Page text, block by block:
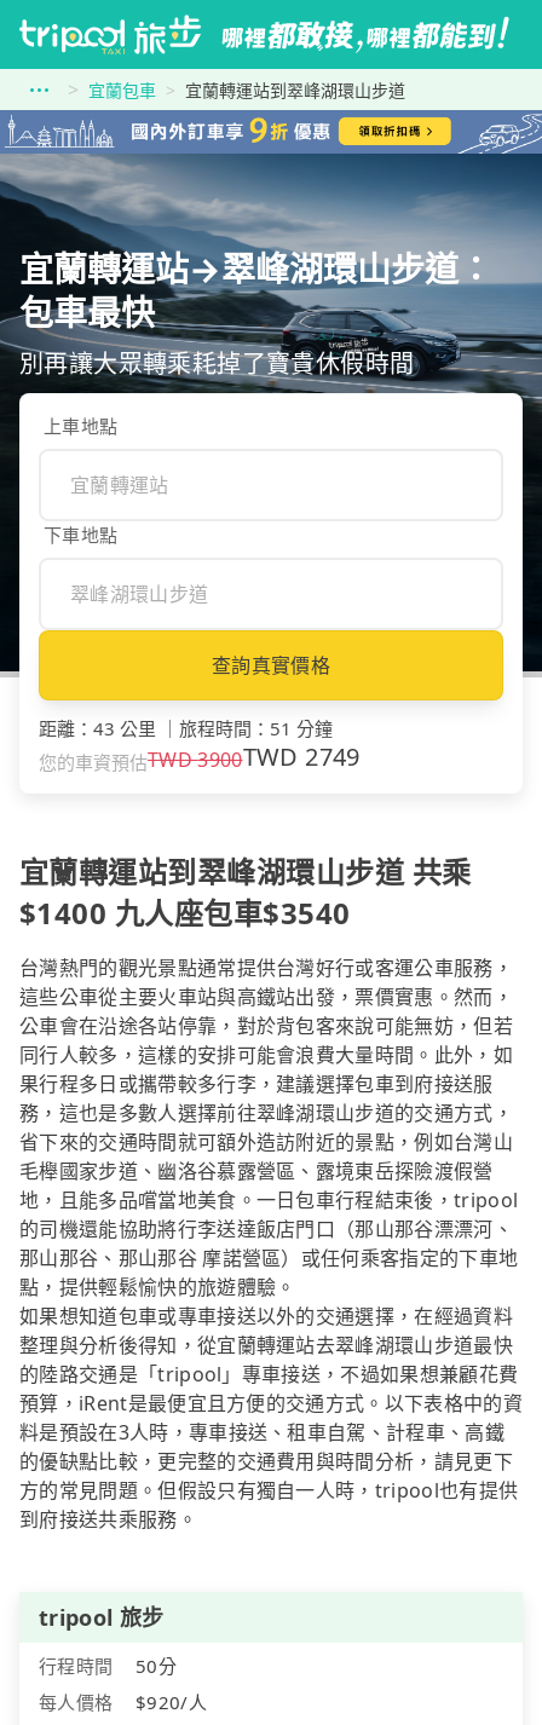
宜蘭包車 宜蘭轉運站到翠峰湖環山步道
宜蘭轉運站→翠峰湖環山步道：
包車最快
別再讓大眾轉乘耗掉了寶貴休假時間
上車地點
下車地點
查詢真實價格
距離 ： 43 公里 旅程時間 ： 51 分鐘
您的車資預估TWD3900TWD 2749
宜蘭轉運站到翠峰湖環山步道 共乘
$1400 九人座包車$3540
台灣熱門的觀光景點通常提供台灣好行或客運公車服務，
這些公車從主要火車站與高鐵站出發，票價實惠。然而，
公車會在沿途各站停靠，對於背包客來說可能無妨，但若
同行人較多，這樣的安排可能會浪費大量時間。此外，如
果行程多日或攜帶較多行李，建議選擇包車到府接送服
務，這也是多數人選擇前往翠峰湖環山步道的交通方式，
省下來的交通時間就可額外造訪附近的景點，例如台灣山
毛櫸國家步道、幽洛谷慕露營區、露境東岳探險渡假營
地，且能多品嚐當地美食。一日包車行程結束後，tripool
的司機還能協助將行李送達飯店門口（那山那谷漂漂河、
那山那谷、那山那谷 摩諾營區）或任何乘客指定的下車地
點，提供輕鬆愉快的旅遊體驗。
如果想知道包車或專車接送以外的交通選擇，在經過資料
整理與分析後得知，從宜蘭轉運站去翠峰湖環山步道最快
的陸路交通是「tripool」專車接送，不過如果想兼顧花費
預算，iRent是最便宜且方便的交通方式。以下表格中的資
料是預設在3人時，專車接送、租車自駕、計程車、高鐵
的優缺點比較，更完整的交通費用與時間分析，請見更下
方的常見問題。但假設只有獨自一人時，tripool也有提供
到府接送共乘服務。
tripool 旅步
行程時間
50分
每人價格
$920/人